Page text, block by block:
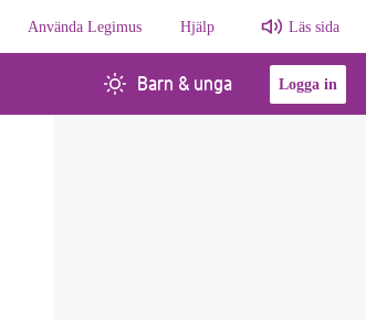
Använda Legimus Hjälp Läs sida
Barn & unga Logga in